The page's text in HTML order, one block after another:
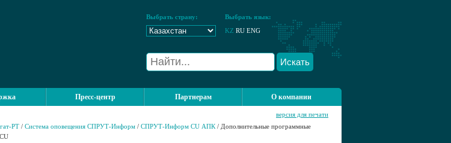
Выбрать страну:
Выбрать язык:
KZ RU ENG
Искать
Пресс-центр Партнерам О компании
РТ / Система оповещения СПРУТ-Информ / СПРУТ-Информ CU АПК / Дополнительные программные
версия для печати